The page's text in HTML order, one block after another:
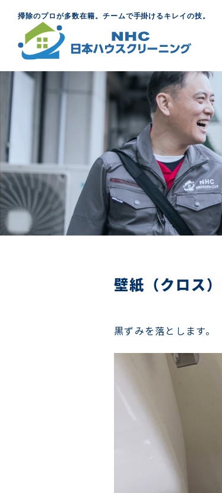
掃除のプロが多数在籍。チームで手掛けるキレイの技。
壁紙（クロス
黒ずみを落とします。